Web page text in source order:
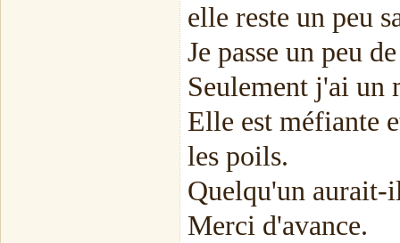
elle reste un peu
Je passe un peu
Seulement j'ai un
Elle est méfiante
les poils.
Quelqu'un aurait-
Merci d'avance.